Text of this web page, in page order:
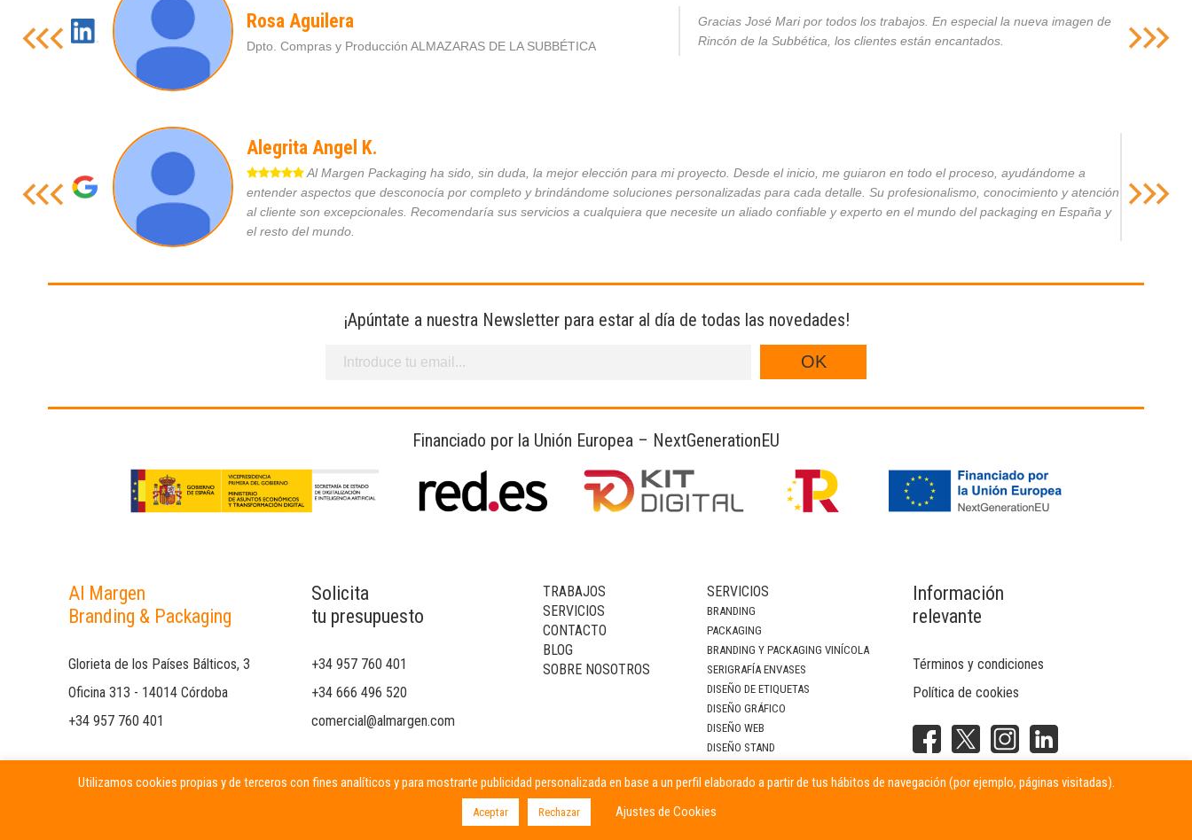
Rosa Aguilera
Dpto. Compras y Producción ALMAZARAS DE LA SUBBÉTICA
Gracias José Mari por todos los trabajos. En especial la nueva imagen de
Rincón de la Subbética, los clientes están encantados.
Alegrita Angel K.
Al Margen Packaging ha sido, sin duda, la mejor elección para mi proyecto. Desde el inicio, me guiaron en todo el proceso, ayudándome a
entender aspectos que desconocía por completo y brindándome soluciones personalizadas para cada detalle. Su profesionalismo, conocimiento y atención
al cliente son excepcionales. Recomendaría sus servicios a cualquiera que necesite un aliado confiable y experto en el mundo del packaging en España y
el resto del mundo.
¡Apúntate a nuestra Newsletter para estar al día de todas las novedades!
Financiado por la Unión Europea – NextGenerationEU
Al Margen
Branding & Packaging
Glorieta de los Países Bálticos, 3
Oficina 313 - 14014 Córdoba
+34 957 760 401
Solicita
tu presupuesto
+34 957 760 401
+34 666 496 520
comercial@almargen.com
TRABAJOS
SERVICIOS
CONTACTO
BLOG
SOBRE NOSOTROS
SERVICIOS
BRANDING
PACKAGING
BRANDING Y PACKAGING VINÍCOLA
SERIGRAFÍA ENVASES
DISEÑO DE ETIQUETAS
DISEÑO GRÁFICO
DISEÑO WEB
DISEÑO STAND
CAMPAÑAS PUBLICITARIAS
Información
relevante
Términos y condiciones
Política de cookies
Utilizamos cookies propias y de terceros con fines analíticos y para mostrarte publicidad personalizada en base a un perfil elaborado a partir de tus hábitos de navegación (por ejemplo, páginas visitadas).
Aceptar Rechazar Ajustes de Cookies